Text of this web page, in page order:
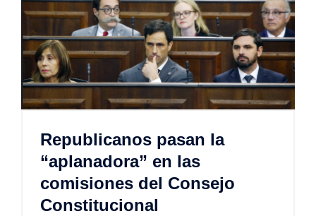
Republicanos pasan la
“aplanadora” en las
comisiones del Consejo
Constitucional